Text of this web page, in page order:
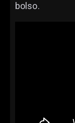
bolso.